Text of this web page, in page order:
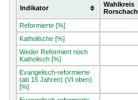
Indikator
Wahlkreis
Rorschach
Reformierte [%]
Katholische [%]
Weder Reformiert noch
Katholisch [%]
Evangelisch-reformierte
(ab 15 Jahren) (VI oben)
[%]